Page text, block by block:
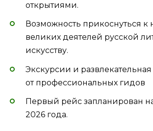
открытиями.
Возможность прикоснуться к
великих деятелей русской
искусству.
Экскурсии и
от профессиональных гидов
Первый рейс запланирован
2026 года.